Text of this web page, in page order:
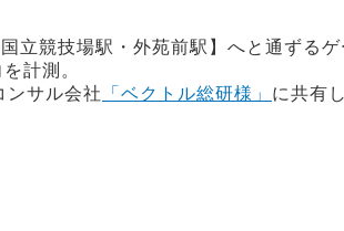
場駅・外苑前駅】へと通ずるゲ
測。
ル会社
「ベクトル総研様」 に共有